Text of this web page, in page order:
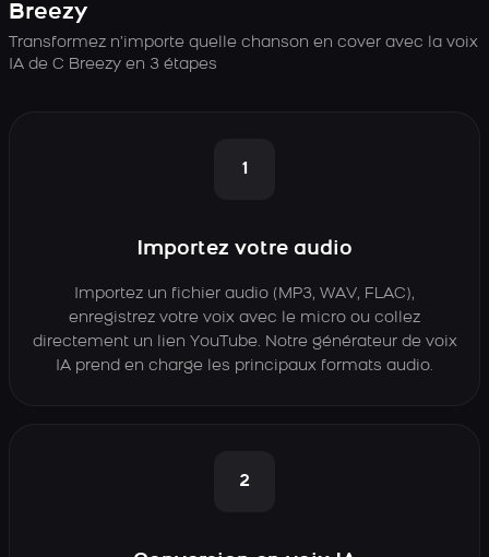
Breezy
Transformez n’importe quelle chanson en cover avec la voix
IA de C Breezy en 3 étapes
1
Importez votre audio
Importez un fichier audio (MP3, WAV, FLAC),
enregistrez votre voix avec le micro ou collez
directement un lien YouTube. Notre générateur de voix
IA prend en charge les principaux formats audio.
2